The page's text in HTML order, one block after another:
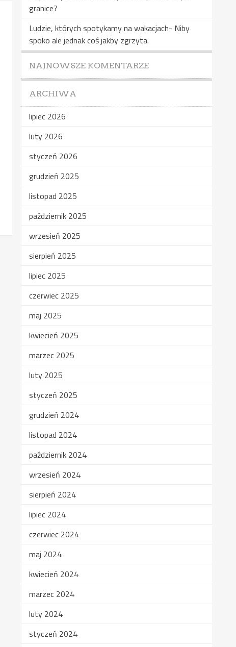
granice?
Ludzie, których spotykamy na wakacjach- Niby
spoko ale jednak coś jakby zgrzyta.
NAJNOWSZE KOMENTARZE
ARCHIWA
lipiec 2026
luty 2026
styczeń 2026
grudzień 2025
listopad 2025
październik 2025
wrzesień 2025
sierpień 2025
lipiec 2025
czerwiec 2025
maj 2025
kwiecień 2025
marzec 2025
luty 2025
styczeń 2025
grudzień 2024
listopad 2024
październik 2024
wrzesień 2024
sierpień 2024
lipiec 2024
czerwiec 2024
maj 2024
kwiecień 2024
marzec 2024
luty 2024
styczeń 2024